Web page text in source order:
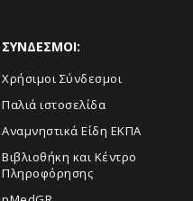
ΣΥΝΔΕΣΜΟΙ:
Χρήσιμοι Σύνδεσμοι
Παλιά ιστοσελίδα
Αναμνηστικά Είδη ΕΚΠΑ
Βιβλιοθήκη και Κέντρο
Πληροφόρησης